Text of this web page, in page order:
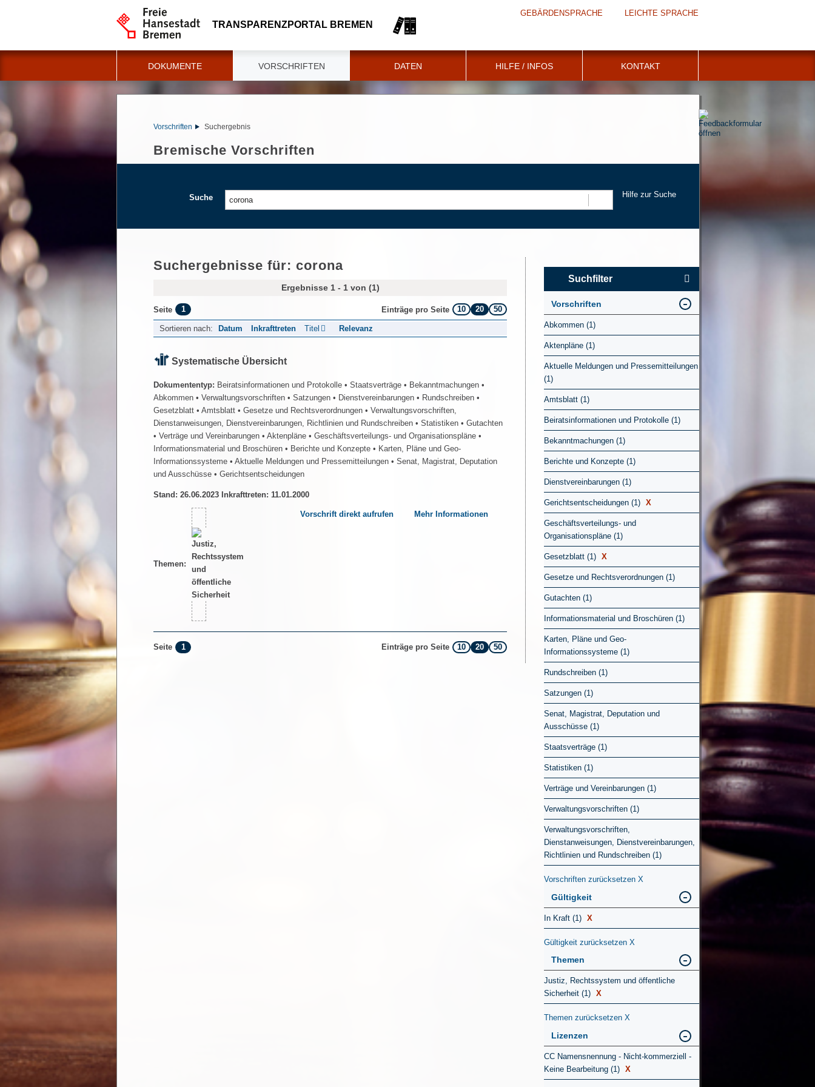
TRANSPARENZPORTAL BREMEN
GEBÄRDENSPRACHE LEICHTE SPRACHE
DOKUMENTE VORSCHRIFTEN DATEN HILFE / INFOS KONTAKT
Vorschriften Suchergebnis
Bremische Vorschriften
Suche
Hilfe zur Suche
Suchergebnisse für: corona
Ergebnisse 1 - 1 von (1)
Seite 1 Einträge pro Seite 10 20 50
Sortieren nach: Datum Inkrafttreten Titel Relevanz
Systematische Übersicht
Dokumententyp: Beiratsinformationen und Protokolle • Staatsverträge • Bekanntmachungen •
Abkommen • Verwaltungsvorschriften • Satzungen • Dienstvereinbarungen • Rundschreiben •
Gesetzblatt • Amtsblatt • Gesetze und Rechtsverordnungen • Verwaltungsvorschriften,
Dienstanweisungen, Dienstvereinbarungen, Richtlinien und Rundschreiben • Statistiken • Gutachten
• Verträge und Vereinbarungen • Aktenpläne • Geschäftsverteilungs- und Organisationspläne •
Informationsmaterial und Broschüren • Berichte und Konzepte • Karten, Pläne und Geo-
Informationssysteme • Aktuelle Meldungen und Pressemitteilungen • Senat, Magistrat, Deputation
und Ausschüsse • Gerichtsentscheidungen
Stand: 26.06.2023 Inkrafttreten: 11.01.2000
Themen:
Vorschrift direkt aufrufen Mehr Informationen
Seite 1 Einträge pro Seite 10 20 50
Suchfilter
Vorschriften
Abkommen (1)
Aktenpläne (1)
Aktuelle Meldungen und Pressemitteilungen
(1)
Amtsblatt (1)
Beiratsinformationen und Protokolle (1)
Bekanntmachungen (1)
Berichte und Konzepte (1)
Dienstvereinbarungen (1)
Gerichtsentscheidungen (1) X
Geschäftsverteilungs- und
Organisationspläne (1)
Gesetzblatt (1) X
Gesetze und Rechtsverordnungen (1)
Gutachten (1)
Informationsmaterial und Broschüren (1)
Karten, Pläne und Geo-
Informationssysteme (1)
Rundschreiben (1)
Satzungen (1)
Senat, Magistrat, Deputation und
Ausschüsse (1)
Staatsverträge (1)
Statistiken (1)
Verträge und Vereinbarungen (1)
Verwaltungsvorschriften (1)
Verwaltungsvorschriften,
Dienstanweisungen, Dienstvereinbarungen,
Richtlinien und Rundschreiben (1)
Vorschriften zurücksetzen X
Gültigkeit
In Kraft (1) X
Gültigkeit zurücksetzen X
Themen
Justiz, Rechtssystem und öffentliche
Sicherheit (1) X
Themen zurücksetzen X
Lizenzen
CC Namensnennung - Nicht-kommerziell -
Keine Bearbeitung (1) X